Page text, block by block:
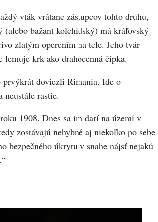
vták vrátane zástupcov tohto druhu,
(alebo bažant kolchidský) má kráľovský
zlatým operením na tele. Jeho tvár
lemuje krk ako drahocenná čipka.
doviezli Rimania. Ide o
rastie.
1908. Dnes sa im darí na území v
zostávajú nehybné aj niekoľko po sebe
bezpečného úkrytu v snahe nájsť nejakú